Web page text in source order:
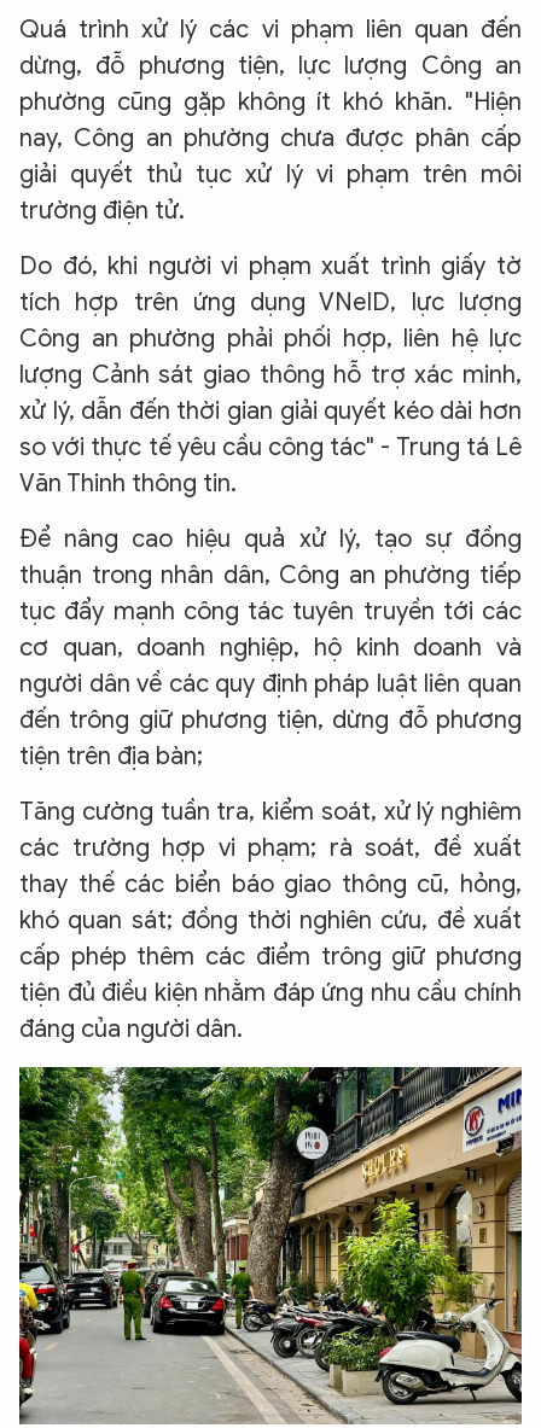
Quá trình xử lý các vi phạm liên quan đến
dừng, đỗ phương tiện, lực lượng Công an
phường cũng gặp không ít khó khăn. "Hiện
nay, Công an phường chưa được phân cấp
giải quyết thủ tục xử lý vi phạm trên môi
trường điện tử.
Do đó, khi người vi phạm xuất trình giấy tờ
tích hợp trên ứng dụng VNeID, lực lượng
Công an phường phải phối hợp, liên hệ lực
lượng Cảnh sát giao thông hỗ trợ xác minh,
xử lý, dẫn đến thời gian giải quyết kéo dài hơn
so với thực tế yêu cầu công tác" - Trung tá Lê
Văn Thinh thông tin.
Để nâng cao hiệu quả xử lý, tạo sự đồng
thuận trong nhân dân, Công an phường tiếp
tục đẩy mạnh công tác tuyên truyền tới các
cơ quan, doanh nghiệp, hộ kinh doanh và
người dân về các quy định pháp luật liên quan
đến trông giữ phương tiện, dừng đỗ phương
tiện trên địa bàn;
Tăng cường tuần tra, kiểm soát, xử lý nghiêm
các trường hợp vi phạm; rà soát, đề xuất
thay thế các biển báo giao thông cũ, hỏng,
khó quan sát; đồng thời nghiên cứu, đề xuất
cấp phép thêm các điểm trông giữ phương
tiện đủ điều kiện nhằm đáp ứng nhu cầu chính
đáng của người dân.
An Ninh Thủ Đô nhé. Tôi sẵn sàng hỗ trợ!